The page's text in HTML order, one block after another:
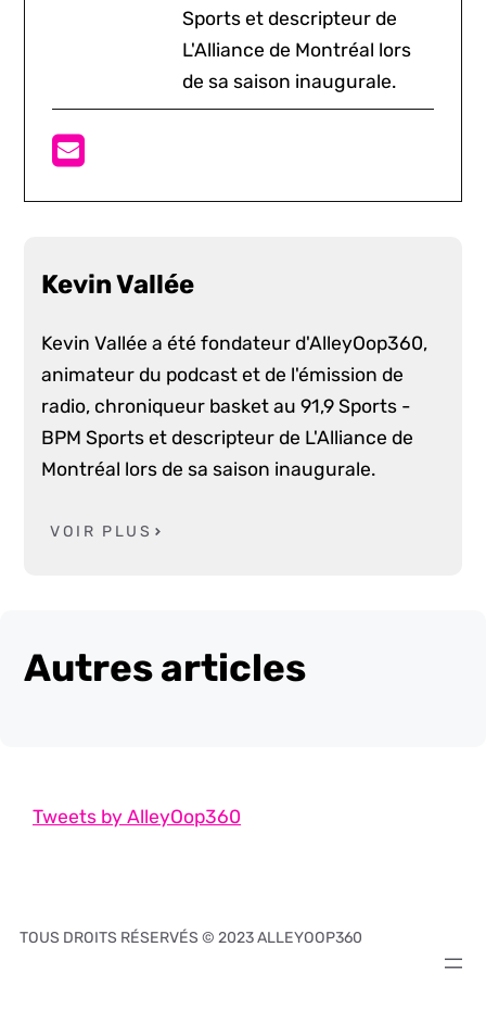
Sports et descripteur de
L'Alliance de Montréal lors
de sa saison inaugurale.
Kevin Vallée
Kevin Vallée a été fondateur d'AlleyOop360,
animateur du podcast et de l'émission de
radio, chroniqueur basket au 91,9 Sports -
BPM Sports et descripteur de L'Alliance de
Montréal lors de sa saison inaugurale.
VOIR PLUS
Autres articles
Tweets by AlleyOop360
TOUS DROITS RÉSERVÉS © 2023 ALLEYOOP360